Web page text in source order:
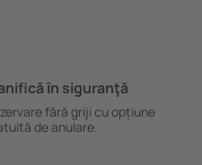
ȋn siguranţă
fără griji cu opțiune
de anulare.